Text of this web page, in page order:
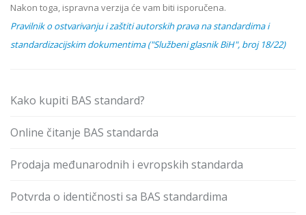
Nakon toga, ispravna verzija će vam biti isporučena.
Pravilnik o ostvarivanju i zaštiti autorskih prava na standardima i
standardizacijskim dokumentima ("Službeni glasnik BiH", broj 18/22)
Kako kupiti BAS standard?
Online čitanje BAS standarda
Prodaja međunarodnih i evropskih standarda
Potvrda o identičnosti sa BAS standardima